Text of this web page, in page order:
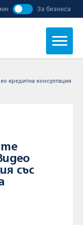
За бизнеса
кредитна консултация
със